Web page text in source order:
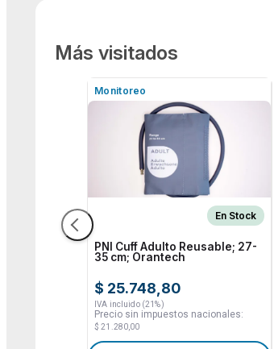
Más visitados
Monitoreo
En Stock
PNI Cuff Adulto Reusable; 27-
35 cm; Orantech
$ 25.748,80
IVA incluido (21%)
Precio sin impuestos nacionales:
$ 21.280,00